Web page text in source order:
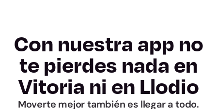
Con nuestra app no
te pierdes nada en
Vitoria ni en Llodio
Moverte mejor también es llegar a todo.